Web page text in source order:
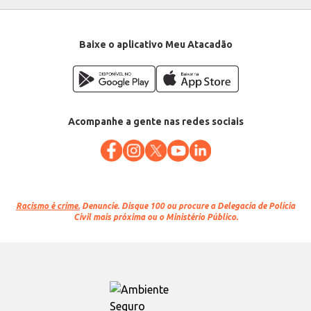
Baixe o aplicativo Meu Atacadão
Acompanhe a gente nas redes sociais
Racismo é crime. Denuncie. Disque 100 ou procure a Delegacia de Polícia
Civil mais próxima ou o Ministério Público.